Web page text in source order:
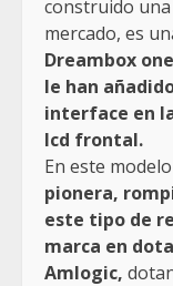
construido una
mercado, es
Dreambox
le han
interface en
lcd frontal.
En este
pionera,
este tipo de
marca en
Amlogic,